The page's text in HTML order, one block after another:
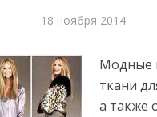
18 ноября 2014
Модные
ткани
а также